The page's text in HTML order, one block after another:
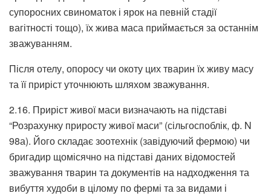
супоросних свиноматок і ярок на певній стадії
вагітності тощо), їх жива маса приймається за останнім
зважуванням.
Після отелу, опоросу чи окоту цих тварин їх живу масу
та її приріст уточнюють шляхом зважування.
2.16. Приріст живої маси визначають на підставі
“Розрахунку приросту живої маси” (сільгоспоблік, ф. N
98а). Його складає зоотехнік (завідуючий фермою) чи
бригадир щомісячно на підставі даних відомостей
зважування тварин та документів на надходження та
вибуття худоби в цілому по фермі та за видами і